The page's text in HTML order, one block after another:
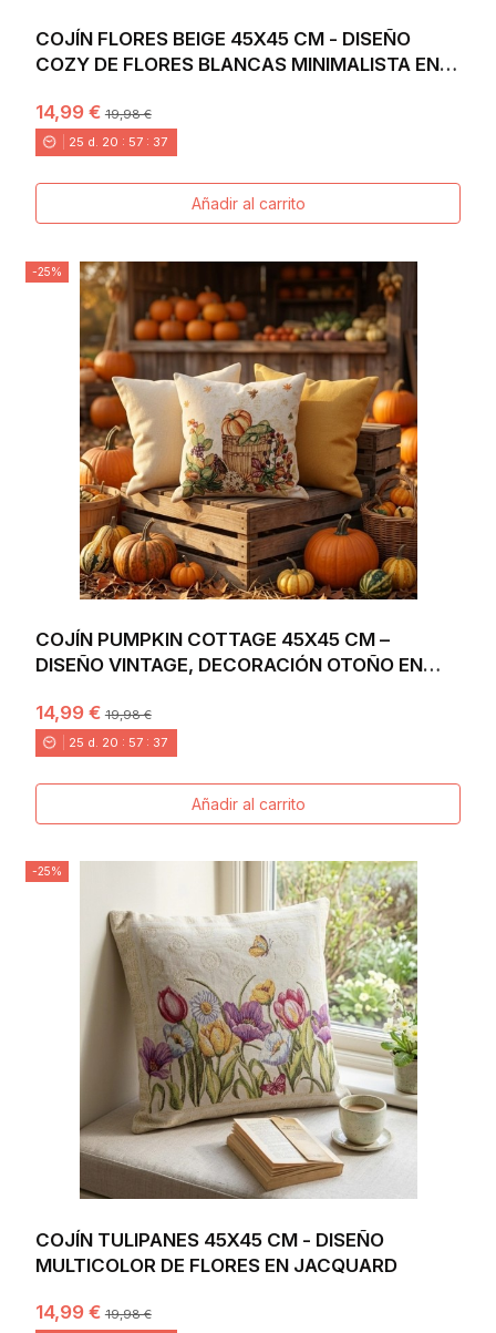
COJÍN FLORES BEIGE 45X45 CM - DISEÑO
COZY DE FLORES BLANCAS MINIMALISTA EN
14,99 €19,98 €
25 d. 20 : 57 : 36
Añadir al carrito
-25%
COJÍN PUMPKIN COTTAGE 45X45 CM –
DISEÑO VINTAGE, DECORACIÓN OTOÑO EN
14,99 €19,98 €
25 d. 20 : 57 : 36
Añadir al carrito
-25%
COJÍN TULIPANES 45X45 CM - DISEÑO
MULTICOLOR DE FLORES EN JACQUARD
14,99 €19,98 €